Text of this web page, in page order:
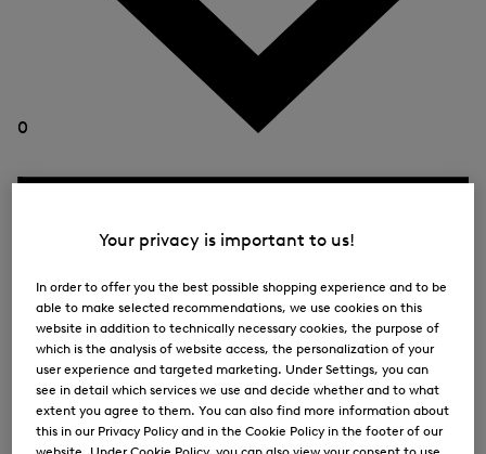
0
Your privacy is important to us!
In order to offer you the best possible shopping experience and to be
able to make selected recommendations, we use cookies on this
website in addition to technically necessary cookies, the purpose of
which is the analysis of website access, the personalization of your
user experience and targeted marketing. Under Settings, you can
see in detail which services we use and decide whether and to what
extent you agree to them. You can also find more information about
this in our Privacy Policy and in the Cookie Policy in the footer of our